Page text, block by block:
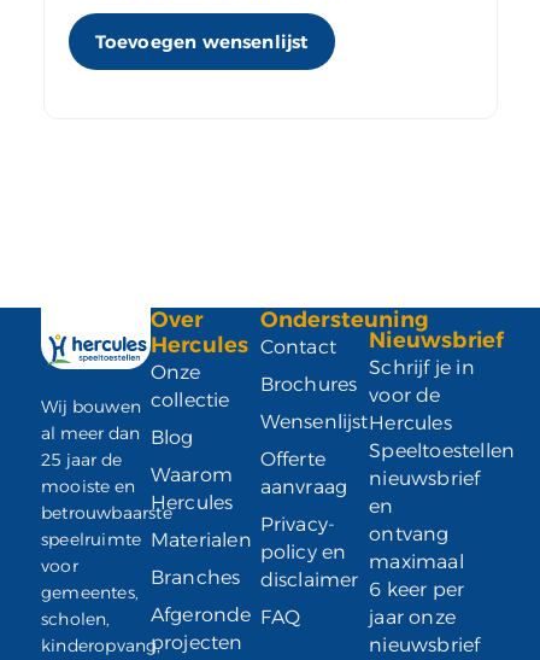
Toevoegen wensenlijst
Wij bouwen
al meer dan
25 jaar de
mooiste en
betrouwbaarste
speelruimte
voor
gemeentes,
scholen,
kinderopvang,
Over
Hercules
Onze
collectie
Blog
Waarom
Hercules
Materialen
Branches
Afgeronde
projecten
Ondersteuning
Contact
Brochures
Wensenlijst
Offerte
aanvraag
Privacy-
policy en
disclaimer
FAQ
Nieuwsbrief
Schrijf je in
voor de
Hercules
Speeltoestellen
nieuwsbrief
en
ontvang
maximaal
6 keer per
jaar onze
nieuwsbrief